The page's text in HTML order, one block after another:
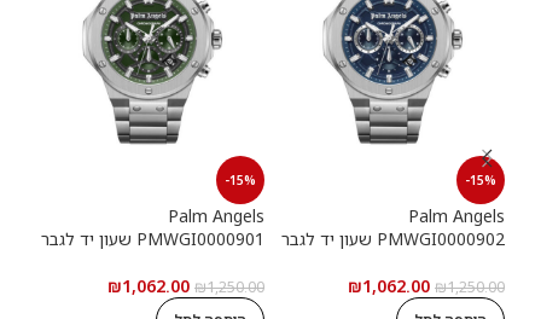
-15%
Palm Angels
PMWGI0000902 שעון יד לגבר
₪1,250.00
₪1,062.00
-15%
Palm Angels
PMWGI0000901 שעון יד לגבר
₪1,250.00
₪1,062.00